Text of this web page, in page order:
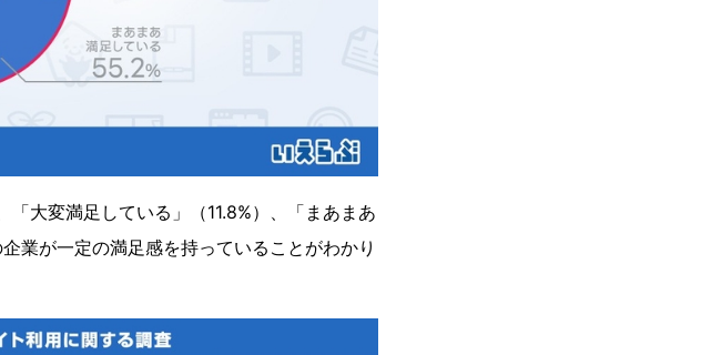
「大変満足している」（11.8%）、「まあまあ
業が一定の満足感を持っていることがわかり